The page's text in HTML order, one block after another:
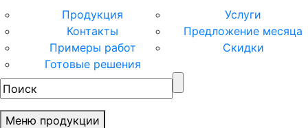
Продукция
Услуги
Контакты
Предложение месяца
Примеры работ
Скидки
Готовые решения
Меню продукции